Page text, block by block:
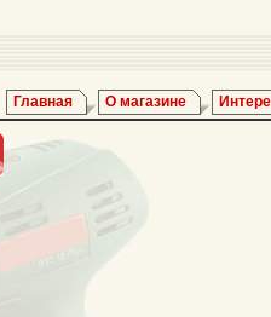
Главная О магазине